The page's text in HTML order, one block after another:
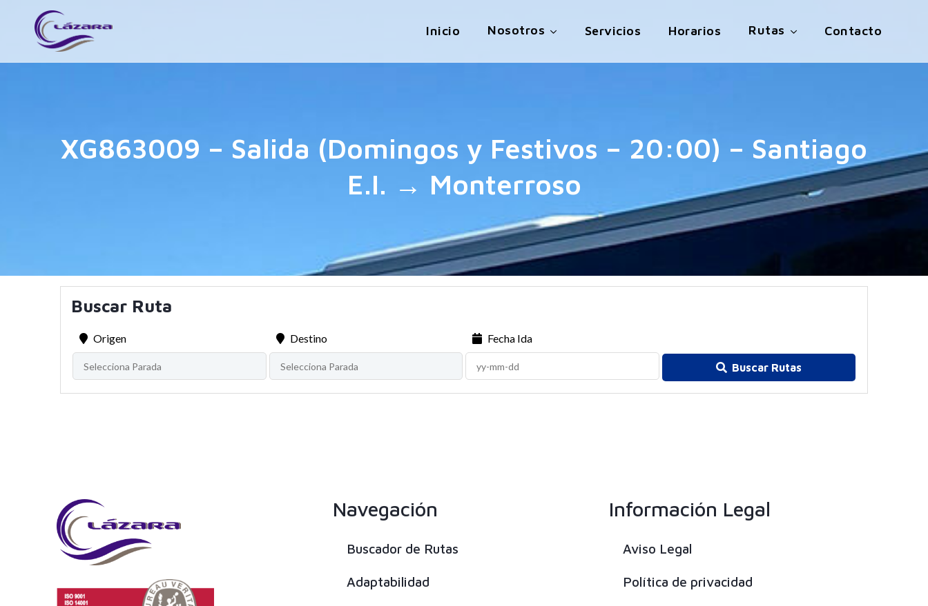
Inicio Nosotros Servicios Horarios Rutas Contacto
XG863009 – Salida (Domingos y Festivos – 20:00) – Santiago
E.I. → Monterroso
Buscar Ruta
Origen Destino Fecha Ida
Buscar Rutas
Navegación
Buscador de Rutas
Adaptabilidad
Información Legal
Aviso Legal
Política de privacidad